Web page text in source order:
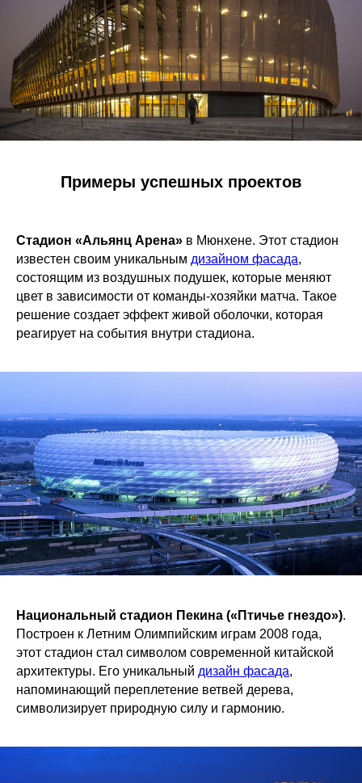
Примеры успешных проектов
Стадион «Альянц Арена» в Мюнхене. Этот стадион
известен своим уникальным дизайном фасада,
состоящим из воздушных подушек, которые меняют
цвет в зависимости от команды-хозяйки матча. Такое
решение создает эффект живой оболочки, которая
реагирует на события внутри стадиона.
Национальный стадион Пекина («Птичье гнездо»).
Построен к Летним Олимпийским играм 2008 года,
этот стадион стал символом современной китайской
архитектуры. Его уникальный дизайн фасада,
напоминающий переплетение ветвей дерева,
символизирует природную силу и гармонию.